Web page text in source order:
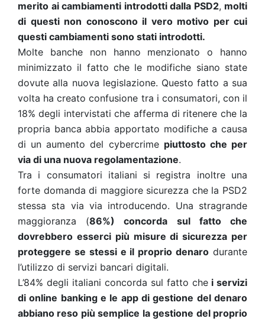
merito ai cambiamenti introdotti dalla PSD2, molti
di questi non conoscono il vero motivo per cui
questi cambiamenti sono stati introdotti.
Molte banche non hanno menzionato o hanno
minimizzato il fatto che le modifiche siano state
dovute alla nuova legislazione. Questo fatto a sua
volta ha creato confusione tra i consumatori, con il
18% degli intervistati che afferma di ritenere che la
propria banca abbia apportato modifiche a causa
di un aumento del cybercrime piuttosto che per
via di una nuova regolamentazione.
Tra i consumatori italiani si registra inoltre una
forte domanda di maggiore sicurezza che la PSD2
stessa sta via via introducendo. Una stragrande
maggioranza (86%) concorda sul fatto che
dovrebbero esserci più misure di sicurezza per
proteggere se stessi e il proprio denaro durante
l’utilizzo di servizi bancari digitali.
L’84% degli italiani concorda sul fatto che i servizi
di online banking e le app di gestione del denaro
abbiano reso più semplice la gestione del proprio